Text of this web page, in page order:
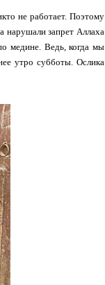
не работает. Поэтому
нарушали запрет Аллаха
медине. Ведь, когда мы
утро субботы. Ослика